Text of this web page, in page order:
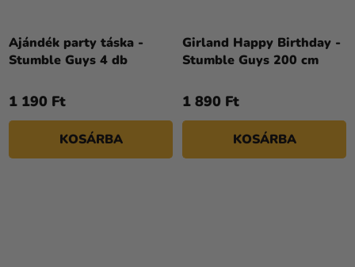
Ajándék party táska -
Stumble Guys 4 db
1 190 Ft
KOSÁRBA
Girland Happy Birthday -
Stumble Guys 200 cm
1 890 Ft
KOSÁRBA